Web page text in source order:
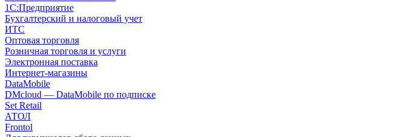
1С:Предприятие
Бухгалтерский и налоговый учет
ИТС
Оптовая торговля
Розничная торговля и услуги
Электронная поставка
Интернет-магазины
DataMobile
DMcloud — DataMobile по подписке
Set Retail
АТОЛ
Frontol